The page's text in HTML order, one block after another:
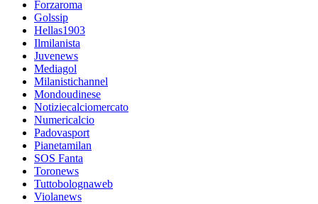
Forzaroma
Golssip
Hellas1903
Ilmilanista
Juvenews
Mediagol
Milanistichannel
Mondoudinese
Notiziecalciomercato
Numericalcio
Padovasport
Pianetamilan
SOS Fanta
Toronews
Tuttobolognaweb
Violanews